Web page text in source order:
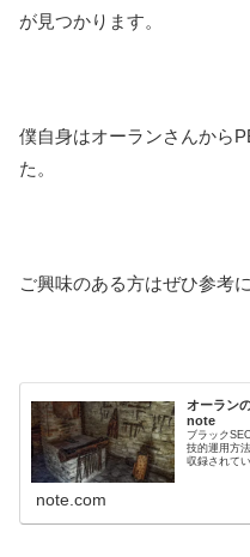
が見つかります。
僕自身はオーランさんから
た。
ご興味のある方はぜひ参考に
オーラン
note
ブラック
技的運用方
収録されてい
note.com